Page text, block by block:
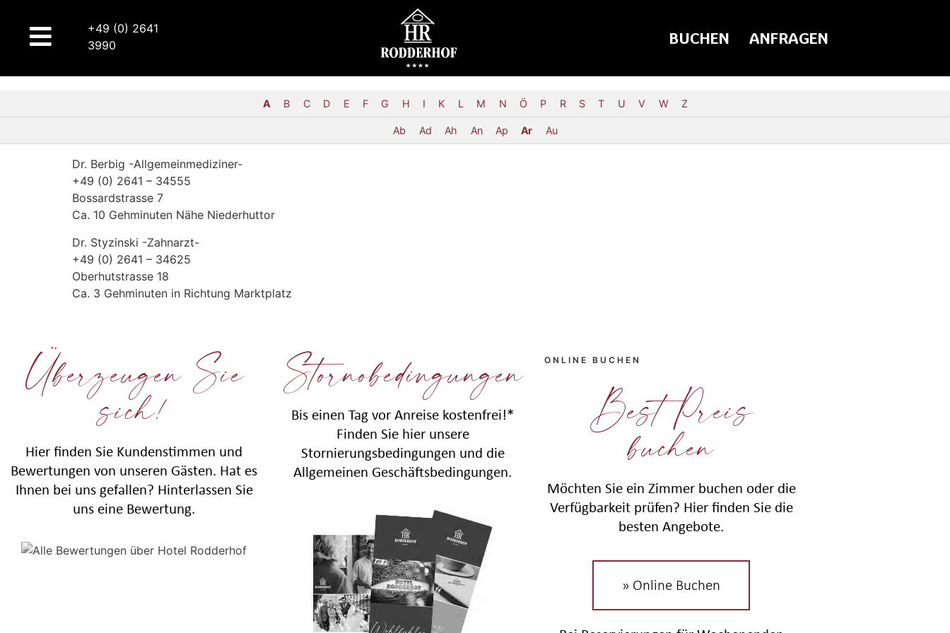
+49 (0) 2641
3990
BUCHEN ANFRAGEN
A B C D E F G H I K L M N Ö P R S T U V W Z
Ab Ad Ah An Ap Ar Au
Dr. Berbig -Allgemeinmediziner-
+49 (0) 2641 – 34555
Bossardstrasse 7
Ca. 10 Gehminuten Nähe Niederhuttor
Dr. Styzinski -Zahnarzt-
+49 (0) 2641 – 34625
Oberhutstrasse 18
Ca. 3 Gehminuten in Richtung Marktplatz
Überzeugen Sie
sich!
Hier finden Sie Kundenstimmen und
Bewertungen von unseren Gästen. Hat es
Ihnen bei uns gefallen? Hinterlassen Sie
uns eine Bewertung.
Stornobedingungen
Bis einen Tag vor Anreise kostenfrei!*
Finden Sie hier unsere
Stornierungsbedingungen und die
Allgemeinen Geschäftsbedingungen.
ONLINE BUCHEN
Best Preis
buchen
Möchten Sie ein Zimmer buchen oder die
Verfügbarkeit prüfen? Hier finden Sie die
besten Angebote.
» Online Buchen